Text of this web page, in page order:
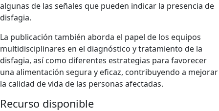
algunas de las señales que pueden indicar la presencia de
disfagia.
La publicación también aborda el papel de los equipos
multidisciplinares en el diagnóstico y tratamiento de la
disfagia, así como diferentes estrategias para favorecer
una alimentación segura y eficaz, contribuyendo a mejorar
la calidad de vida de las personas afectadas.
Recurso disponible